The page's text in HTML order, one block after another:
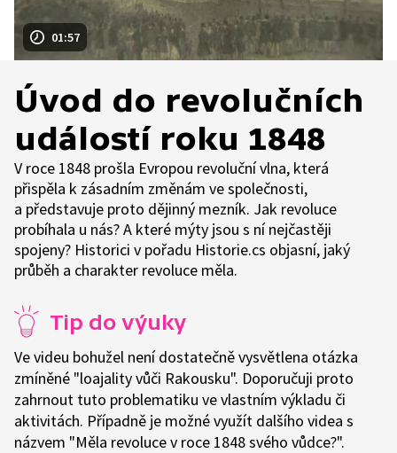
01:57
Úvod do revolučních
událostí roku 1848
V roce 1848 prošla Evropou revoluční vlna, která
přispěla k zásadním změnám ve společnosti,
a představuje proto dějinný mezník. Jak revoluce
probíhala u nás? A které mýty jsou s ní nejčastěji
spojeny? Historici v pořadu Historie.cs objasní, jaký
průběh a charakter revoluce měla.
Tip do výuky
Ve videu bohužel není dostatečně vysvětlena otázka
zmíněné "loajality vůči Rakousku". Doporučuji proto
zahrnout tuto problematiku ve vlastním výkladu či
aktivitách. Případně je možné využít dalšího videa s
názvem "Měla revoluce v roce 1848 svého vůdce?".